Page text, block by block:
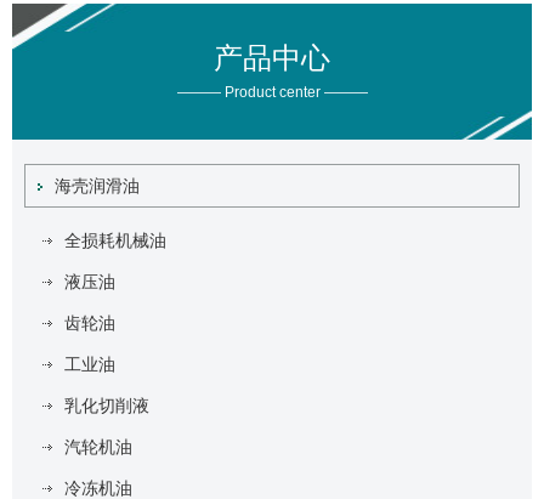
产品中心
——— Product center ———
海壳润滑油
全损耗机械油
液压油
齿轮油
工业油
乳化切削液
汽轮机油
冷冻机油